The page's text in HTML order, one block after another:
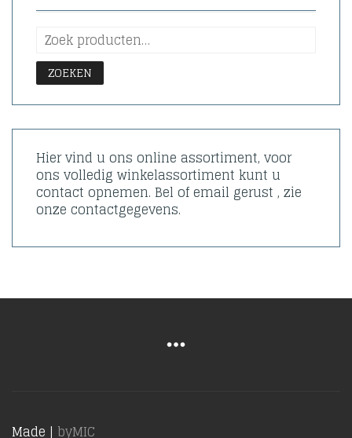
ZOEKEN
Hier vind u ons online assortiment, voor
ons volledig winkelassortiment kunt u
contact opnemen. Bel of email gerust , zie
onze contactgegevens.
Made | byMIC